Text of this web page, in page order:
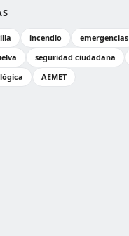
incendio emergencias
seguridad ciudadana
AEMET